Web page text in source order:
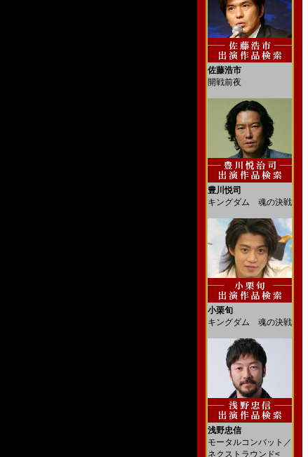
佐藤浩市
開戦前夜
豊川悦司
キングダム 魂の決戦
小栗旬
キングダム 魂の決戦
浅野忠信
モータルコンバット／
ネクストラウンド<